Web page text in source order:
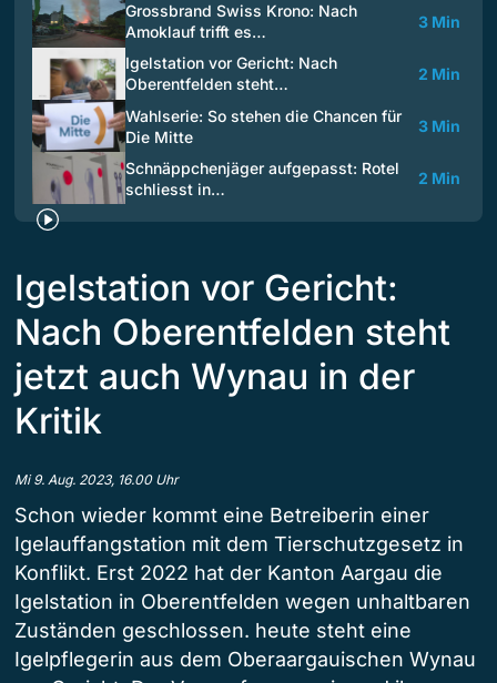
Grossbrand Swiss Krono: Nach
Amoklauf trifft es…
3 Min
Igelstation vor Gericht: Nach
Oberentfelden steht…
2 Min
Wahlserie: So stehen die Chancen für
Die Mitte
3 Min
Schnäppchenjäger aufgepasst: Rotel
schliesst in…
2 Min
Igelstation vor Gericht:
Nach Oberentfelden steht
jetzt auch Wynau in der
Kritik
Mi 9. Aug. 2023, 16.00 Uhr
Schon wieder kommt eine Betreiberin einer
Igelauffangstation mit dem Tierschutzgesetz in
Konflikt. Erst 2022 hat der Kanton Aargau die
Igelstation in Oberentfelden wegen unhaltbaren
Zuständen geschlossen. heute steht eine
Igelpflegerin aus dem Oberaargauischen Wynau